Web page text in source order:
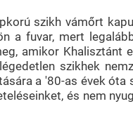
szikh vámőrt
a fuvar, mert
amikor Khalisztánt
szikhek
a '80-as évek
és nem